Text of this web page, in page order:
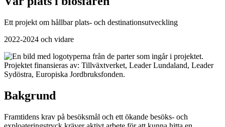
Ett projekt om hållbar plats- och destinationsutveckling
2022-2024 och vidare
Bakgrund
Framtidens krav på besöksmål och ett ökande besöks- och